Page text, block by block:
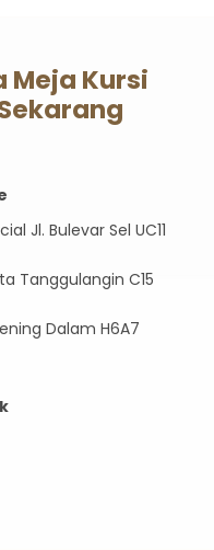
Meja Kursi
Jl. Bulevar Sel UC11
Tanggulangin C15
Dalam H6A7